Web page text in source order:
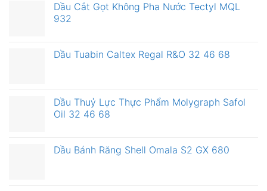
Dầu Cắt Gọt Không Pha Nước Tectyl MQL
932
Dầu Tuabin Caltex Regal R&O 32 46 68
Dầu Thuỷ Lực Thực Phẩm Molygraph Safol
Oil 32 46 68
Dầu Bánh Răng Shell Omala S2 GX 680